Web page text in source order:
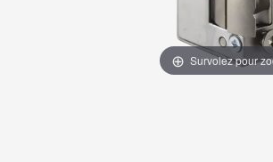
Survolez pour